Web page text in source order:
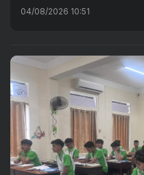
04/08/2026 10:51